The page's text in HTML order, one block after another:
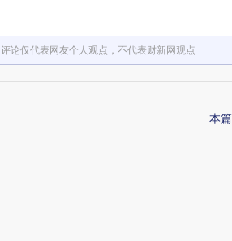
评论仅代表网友个人观点，不代表财新网观点
本